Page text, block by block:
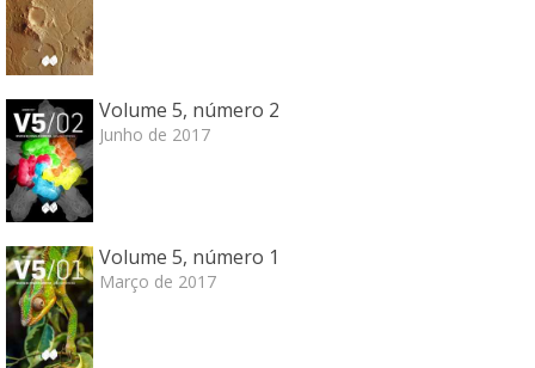
Volume 5, número 2
Junho de 2017
Volume 5, número 1
Março de 2017